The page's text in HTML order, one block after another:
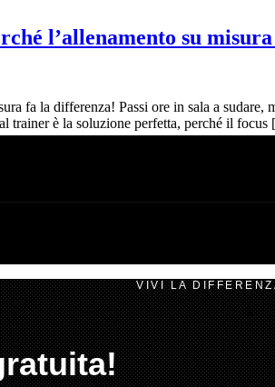
l’allenamento su
fa la differenza! Passi ore in sala a
trainer è la soluzione perfetta, perché il
VIVI LA